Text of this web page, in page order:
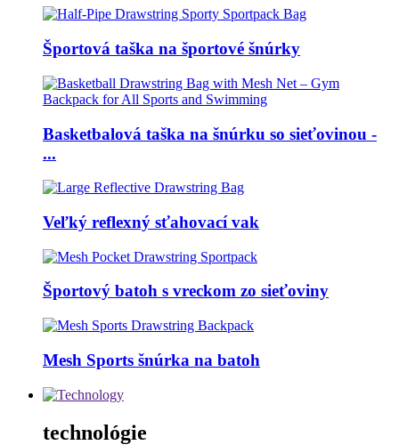
Športová taška na športové šnúrky
Basketbalová taška na šnúrku so sieťovinou -
...
Veľký reflexný sťahovací vak
Športový batoh s vreckom zo sieťoviny
Mesh Sports šnúrka na batoh
technológie